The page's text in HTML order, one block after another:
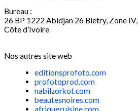
Bureau :
26 BP 1222 Abidjan 26 Bietry, Zone IV,
Côte d’Ivoire
Nos autres site web
editionsprofoto.com
profotoprod.com
nabilzorkot.com
beautesnoires.com
afriquecuisine.com